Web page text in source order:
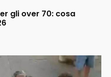
gli over 70: cosa